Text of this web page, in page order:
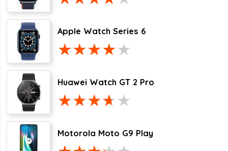
Apple Watch Series 6
Huawei Watch GT 2 Pro
Motorola Moto G9 Play